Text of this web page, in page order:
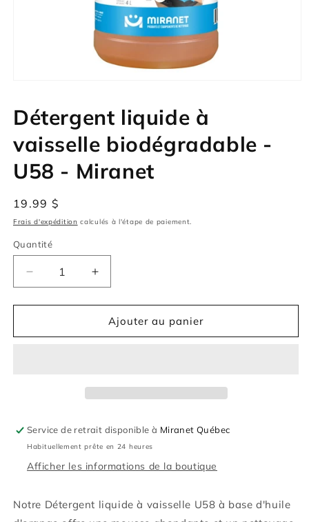
1
dans
fenêtre
Détergent liquide à
vaisselle biodégradable -
U58 - Miranet
Prix
habituel
19.99 $
Frais d'expédition calculés à l'étape de paiement.
Quantité
Quantité
Réduire
la
quantité
Détergent
-
Miranet
Augmenter
la
quantité
Détergent
-
Miranet
Ajouter au panier
Service de retrait disponible à Miranet Québec
Habituellement prête en 24 heures
Afficher les informations de la boutique
Notre Détergent liquide à vaisselle U58 à base d'huile